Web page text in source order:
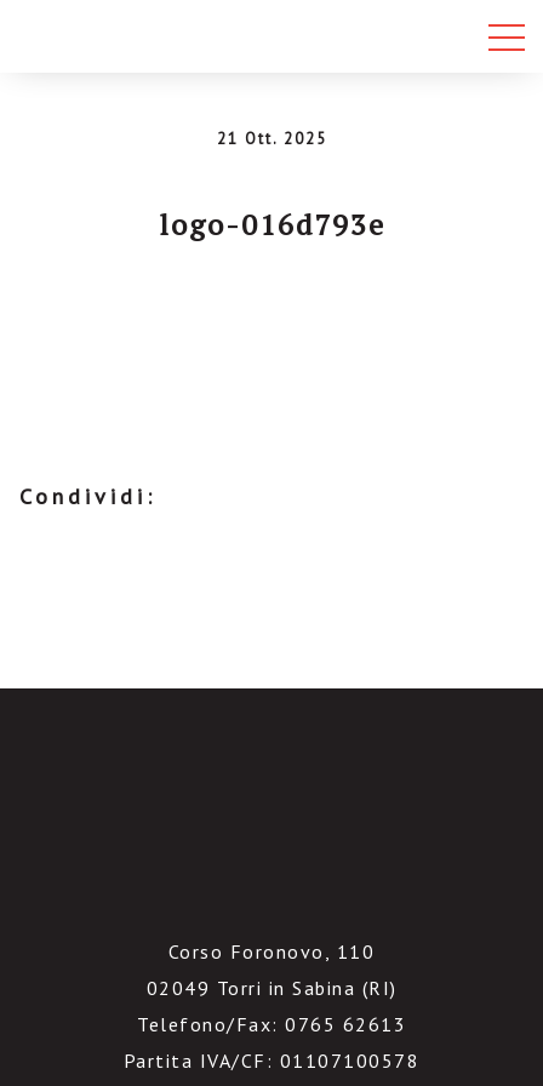
21 Ott. 2025
logo-016d793e
Condividi:
Corso Foronovo, 110
02049 Torri in Sabina (RI)
Telefono/Fax: 0765 62613
Partita IVA/CF: 01107100578